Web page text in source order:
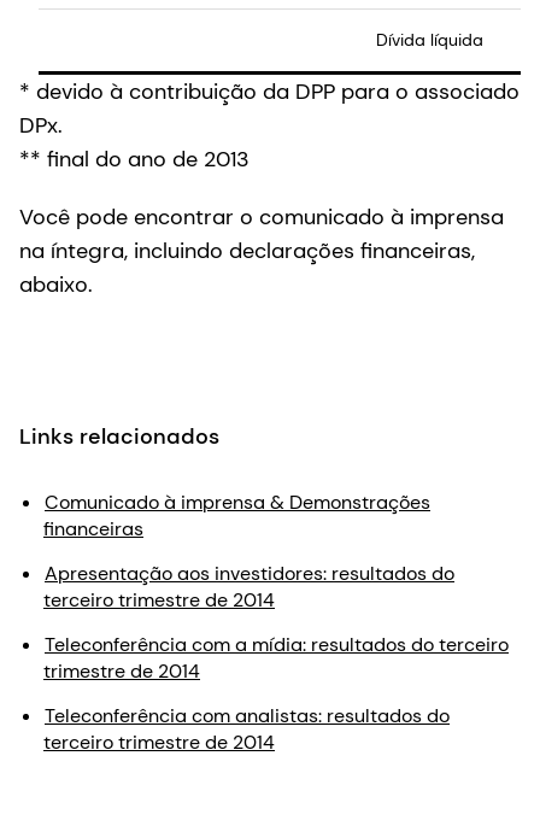
Dívida líquida
* devido à contribuição da DPP para o associado
DPx.
** final do ano de 2013
Você pode encontrar o comunicado à imprensa
na íntegra, incluindo declarações financeiras,
abaixo.
Links relacionados
Comunicado à imprensa & Demonstrações
financeiras
Apresentação aos investidores: resultados do
terceiro trimestre de 2014
Teleconferência com a mídia: resultados do terceiro
trimestre de 2014
Teleconferência com analistas: resultados do
terceiro trimestre de 2014